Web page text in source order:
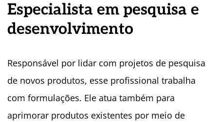
Especialista em pesquisa e
desenvolvimento
Responsável por lidar com projetos de pesquisa
de novos produtos, esse profissional trabalha
com formulações. Ele atua também para
aprimorar produtos existentes por meio de